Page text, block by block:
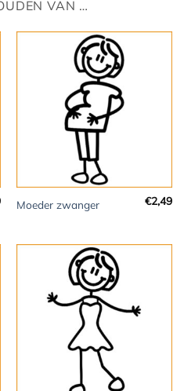
VAN …
Moeder zwanger €2,49